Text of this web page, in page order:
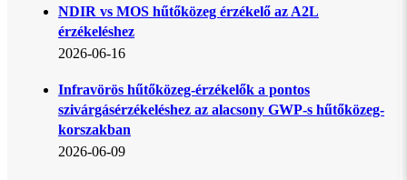
NDIR vs MOS hűtőközeg érzékelő az A2L
érzékeléshez
2026-06-16
Infravörös hűtőközeg-érzékelők a pontos
szivárgásérzékeléshez az alacsony GWP-s hűtőközeg-
korszakban
2026-06-09